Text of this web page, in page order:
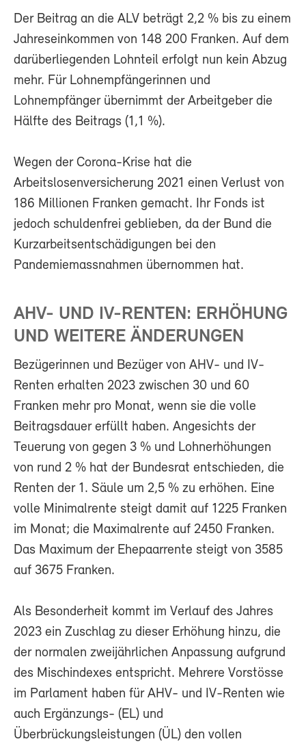
Der Beitrag an die ALV beträgt 2,2 % bis zu einem
Jahreseinkommen von 148 200 Franken. Auf dem
darüberliegenden Lohnteil erfolgt nun kein Abzug
mehr. Für Lohnempfängerinnen und
Lohnempfänger übernimmt der Arbeitgeber die
Hälfte des Beitrags (1,1 %).
Wegen der Corona-Krise hat die
Arbeitslosenversicherung 2021 einen Verlust von
186 Millionen Franken gemacht. Ihr Fonds ist
jedoch schuldenfrei geblieben, da der Bund die
Kurzarbeitsentschädigungen bei den
Pandemiemassnahmen übernommen hat.
AHV- UND IV-RENTEN: ERHÖHUNG
UND WEITERE ÄNDERUNGEN
Bezügerinnen und Bezüger von AHV- und IV-
Renten erhalten 2023 zwischen 30 und 60
Franken mehr pro Monat, wenn sie die volle
Beitragsdauer erfüllt haben. Angesichts der
Teuerung von gegen 3 % und Lohnerhöhungen
von rund 2 % hat der Bundesrat entschieden, die
Renten der 1. Säule um 2,5 % zu erhöhen. Eine
volle Minimalrente steigt damit auf 1225 Franken
im Monat; die Maximalrente auf 2450 Franken.
Das Maximum der Ehepaarrente steigt von 3585
auf 3675 Franken.
Als Besonderheit kommt im Verlauf des Jahres
2023 ein Zuschlag zu dieser Erhöhung hinzu, die
der normalen zweijährlichen Anpassung aufgrund
des Mischindexes entspricht. Mehrere Vorstösse
im Parlament haben für AHV- und IV-Renten wie
auch Ergänzungs- (EL) und
Überbrückungsleistungen (ÜL) den vollen